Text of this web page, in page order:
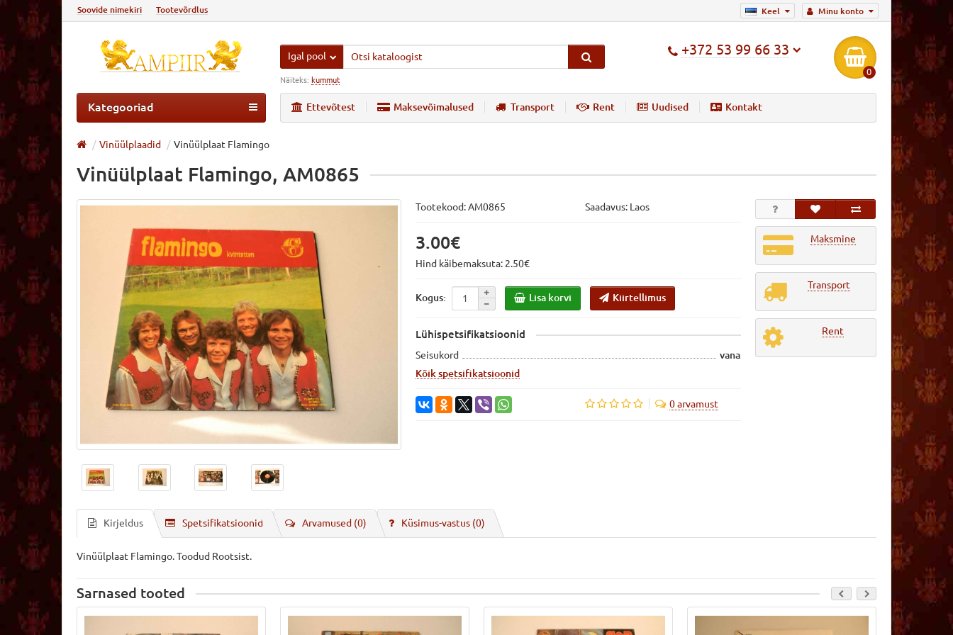
Minu konto
Keel
Soovide nimekiri Tootevõrdlus
+372 53 99 66 33
0
Igal pool
Näiteks: kummut
Ettevõtest Maksevõimalused Transport Rent Uudised Kontakt
Kategooriad
Vinüülplaadid Vinüülplaat Flamingo
Vinüülplaat Flamingo, AM0865
Tootekood:AM0865 Saadavus: Laos
3.00€
Hind käibemaksuta: 2.50€
Kogus: Lisa korvi Kiirtellimus
Lühispetsifikatsioonid
Seisukord
vana
Kõik spetsifikatsioonid
0 arvamust
Maksmine
Transport
Rent
Kirjeldus Spetsifikatsioonid Arvamused (0) Küsimus-vastus (0)
Vinüülplaat Flamingo. Toodud Rootsist.
Sarnased tooted